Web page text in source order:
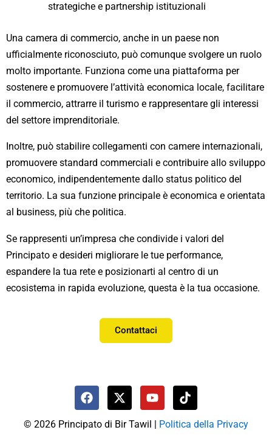
strategiche e partnership istituzionali
Una camera di commercio, anche in un paese non
ufficialmente riconosciuto, può comunque svolgere un ruolo
molto importante. Funziona come una piattaforma per
sostenere e promuovere l’attività economica locale, facilitare
il commercio, attrarre il turismo e rappresentare gli interessi
del settore imprenditoriale.
Inoltre, può stabilire collegamenti con camere internazionali,
promuovere standard commerciali e contribuire allo sviluppo
economico, indipendentemente dallo status politico del
territorio. La sua funzione principale è economica e orientata
al business, più che politica.
Se rappresenti un’impresa che condivide i valori del
Principato e desideri migliorare le tue performance,
espandere la tua rete e posizionarti al centro di un
ecosistema in rapida evoluzione, questa è la tua occasione.
Contattaci
F
a
e
X
-
w
Y
o
t
T
i
t
© 2026 Principato di Bir Tawil | Politica della Privacy